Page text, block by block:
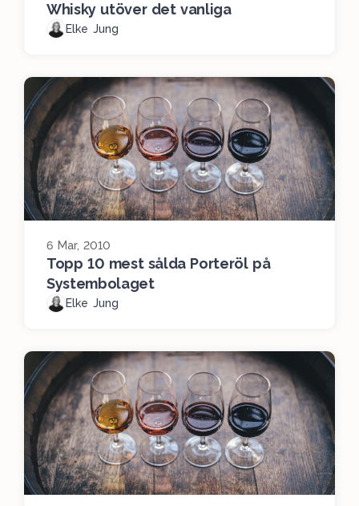
Whisky utöver det vanliga
Elke Jung
6 Mar, 2010
Topp 10 mest sålda Porteröl på
Systembolaget
Elke Jung